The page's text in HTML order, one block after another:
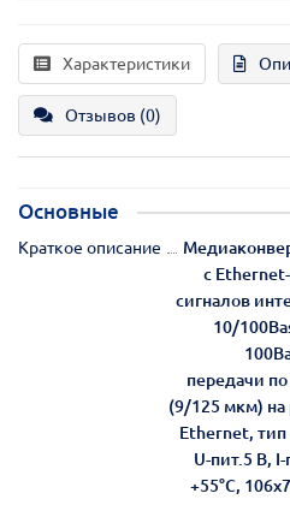
Характеристики
Отзывов (0)
Основные
Краткое описание
с
сигналов
10/
передачи
(9/125 мкм) на
Ethernet, тип
U-пит.5 В,
+55°С,